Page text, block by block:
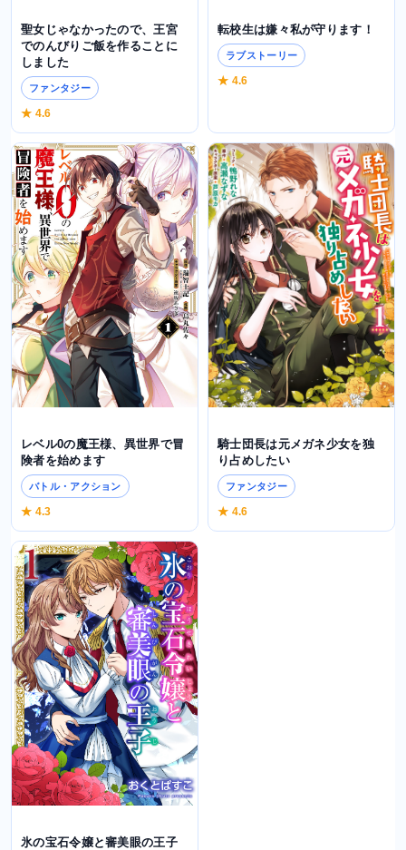
聖女じゃなかったので、王宮
でのんびりご飯を作ることに
しました
ファンタジー
★ 4.6
転校生は嫌々私が守ります！
ラブストーリー
★ 4.6
レベル0の魔王様、異世界で冒
険者を始めます
バトル・アクション
★ 4.3
騎士団長は元メガネ少女を独
り占めしたい
ファンタジー
★ 4.6
氷の宝石令嬢と審美眼の王子